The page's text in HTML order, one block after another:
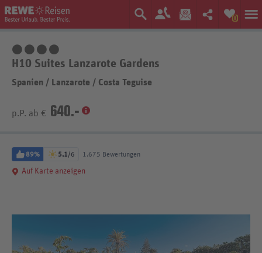
0
H10 Suites Lanzarote Gardens
Spanien / Lanzarote / Costa Teguise
p.P. ab € 640.-
89% 5,1/6 1.675 Bewertungen
Auf Karte anzeigen